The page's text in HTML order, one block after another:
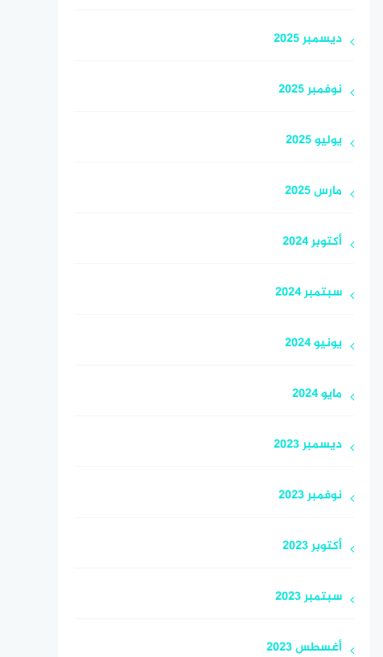
ديسمبر 2025
نوفمبر 2025
يوليو 2025
مارس 2025
أكتوبر 2024
سبتمبر 2024
يونيو 2024
مايو 2024
ديسمبر 2023
نوفمبر 2023
أكتوبر 2023
سبتمبر 2023
أغسطس 2023